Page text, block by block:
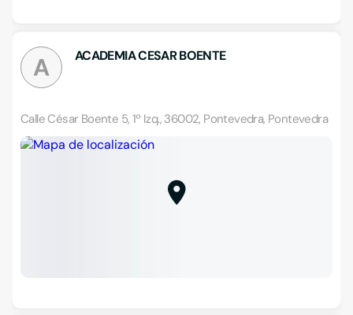
A ACADEMIA CESAR BOENTE
Calle César Boente 5, 1º Izq., 36002, Pontevedra, Pontevedra